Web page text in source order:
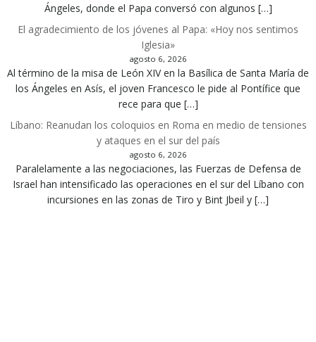
Ángeles, donde el Papa conversó con algunos […]
El agradecimiento de los jóvenes al Papa: «Hoy nos sentimos
Iglesia»
agosto 6, 2026
Al término de la misa de León XIV en la Basílica de Santa María de
los Ángeles en Asís, el joven Francesco le pide al Pontífice que
rece para que […]
Líbano: Reanudan los coloquios en Roma en medio de tensiones
y ataques en el sur del país
agosto 6, 2026
Paralelamente a las negociaciones, las Fuerzas de Defensa de
Israel han intensificado las operaciones en el sur del Líbano con
incursiones en las zonas de Tiro y Bint Jbeil y […]